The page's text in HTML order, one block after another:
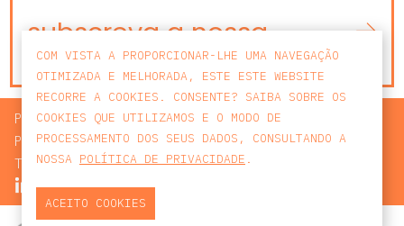
subscreva a nossa
newsletter
PROCURAR
POLÍTICA DE PRIVACIDADE
TERMOS E CONDIÇÕES
COM VISTA A PROPORCIONAR-LHE UMA NAVEGAÇÃO
OTIMIZADA E MELHORADA, ESTE ESTE WEBSITE
RECORRE A COOKIES. CONSENTE? SAIBA SOBRE OS
COOKIES QUE UTILIZAMOS E O MODO DE
PROCESSAMENTO DOS SEUS DADOS, CONSULTANDO A
NOSSA POLÍTICA DE PRIVACIDADE .
ACEITO COOKIES